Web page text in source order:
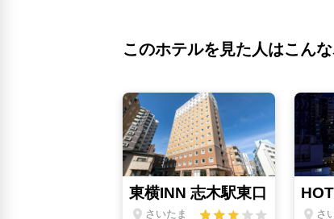
このホテルを見た人はこん